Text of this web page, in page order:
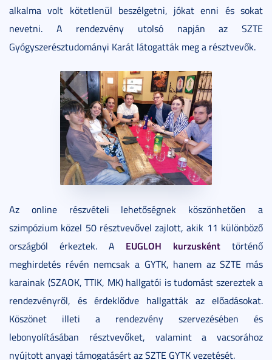
alkalma volt kötetlenül beszélgetni, jókat enni és sokat
nevetni. A rendezvény utolsó napján az SZTE
Gyógyszerésztudományi Karát látogatták meg a résztvevők.
Az online részvételi lehetőségnek köszönhetően a
szimpózium közel 50 résztvevővel zajlott, akik 11 különböző
országból érkeztek. A EUGLOH kurzusként történő
meghirdetés révén nemcsak a GYTK, hanem az SZTE más
karainak (SZAOK, TTIK, MK) hallgatói is tudomást szereztek a
rendezvényről, és érdeklődve hallgatták az előadásokat.
Köszönet illeti a rendezvény szervezésében és
lebonyolításában résztvevőket, valamint a vacsorához
nyújtott anyagi támogatásért az SZTE GYTK vezetését.